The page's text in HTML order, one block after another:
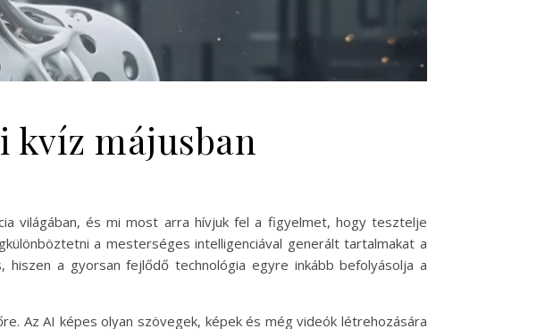
kvíz májusban
világában, és mi most arra hívjuk fel a figyelmet, hogy tesztelje
a mesterséges intelligenciával generált tartalmakat a
hiszen a gyorsan fejlődő technológia egyre inkább befolyásolja a
Az AI képes olyan szövegek, képek és még videók létrehozására